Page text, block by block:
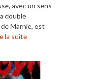
avec un sens
double
Marnie, est
la suite